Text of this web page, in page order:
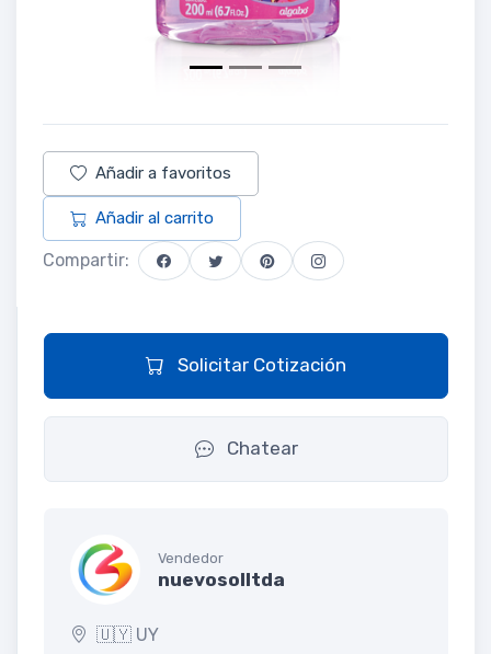
Añadir a favoritos
Añadir al carrito
Compartir:
Solicitar Cotización
Chatear
Vendedor
nuevosolltda
🇺🇾 UY